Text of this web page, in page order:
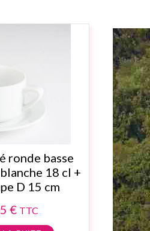
ronde basse
18 cl +
D 15 cm
€ TTC